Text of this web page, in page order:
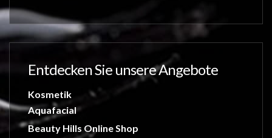
Entdecken Sie unsere Angebote
Kosmetik
Aquafacial
Beauty Hills Online Shop